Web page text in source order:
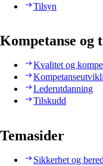
Tilsyn
Kompetanse og
Kvalitet og
Lederutdanning
Tilskudd
Temasider
Sikkerhet og